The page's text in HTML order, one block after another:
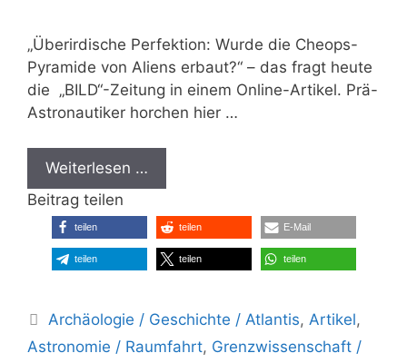
„Überirdische Perfektion: Wurde die Cheops-
Pyramide von Aliens erbaut?“ – das fragt heute
die „BILD“-Zeitung in einem Online-Artikel. Prä-
Astronautiker horchen hier …
Weiterlesen …
Beitrag teilen
teilen teilen E-Mail
teilen teilen teilen
Kategorien
Archäologie / Geschichte / Atlantis, Artikel,
Astronomie / Raumfahrt, Grenzwissenschaft /